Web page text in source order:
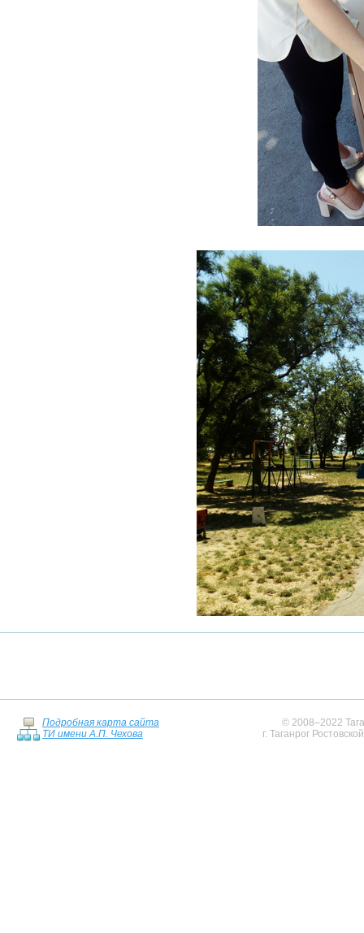
Подробная карта сайта
ТИ имени А.П. Чехова
© 2008–2022
г. Таганрог